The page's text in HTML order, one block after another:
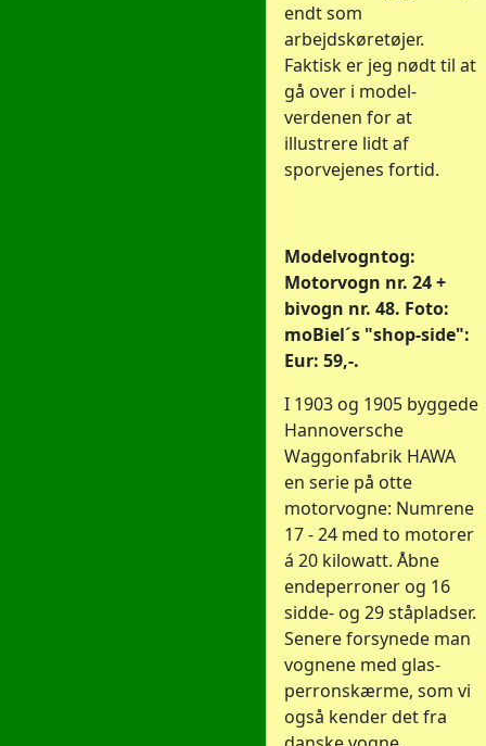
endt som
arbejdskøretøjer.
Faktisk er jeg nødt til at
gå over i model-
verdenen for at
illustrere lidt af
sporvejenes fortid.
Modelvogntog:
Motorvogn nr. 24 +
bivogn nr. 48. Foto:
moBiel´s "shop-side":
Eur: 59,-.
I 1903 og 1905 byggede
Hannoversche
Waggonfabrik HAWA
en serie på otte
motorvogne: Numrene
17 - 24 med to motorer
á 20 kilowatt. Åbne
endeperroner og 16
sidde- og 29 ståpladser.
Senere forsynede man
vognene med glas-
perronskærme, som vi
også kender det fra